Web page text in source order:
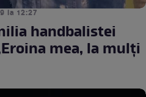
la 12:27
handbalistei
mea, la mulţi